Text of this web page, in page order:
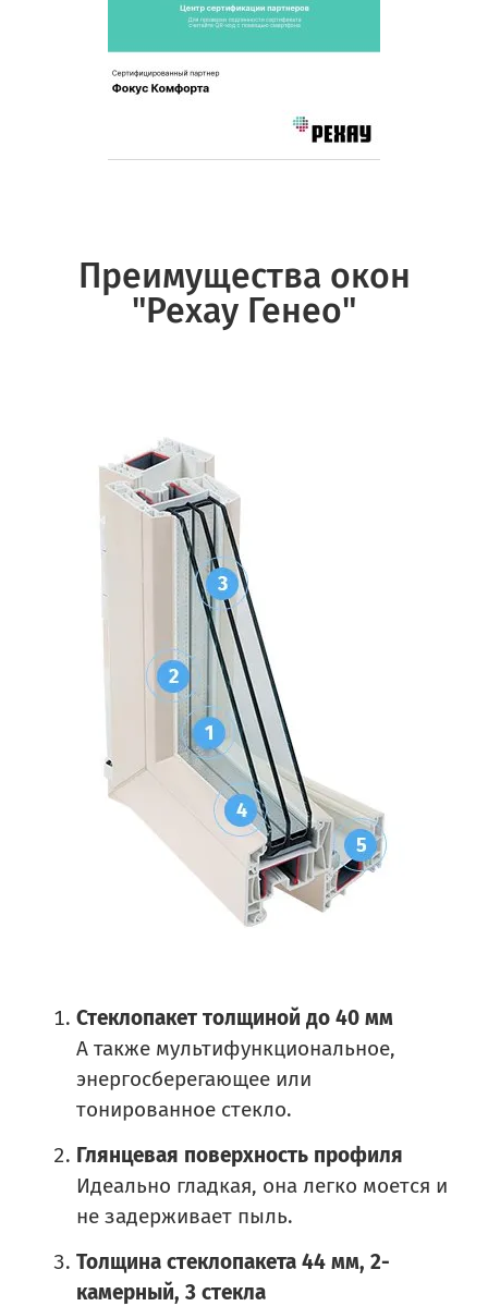
Преимущества окон
"Рехау Генео"
Стеклопакет толщиной до 40 мм
А также мультифункциональное,
энергосберегающее или
тонированное стекло.
Глянцевая поверхность профиля
Идеально гладкая, она легко моется и
не задерживает пыль.
Толщина стеклопакета 44 мм, 2-
камерный, 3 стекла